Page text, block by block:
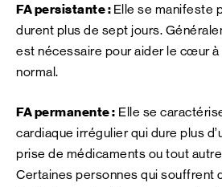
FA persistante : Elle se manifeste
durent plus de sept jours.
est nécessaire pour aider le cœur
normal.
FA permanente : Elle se
cardiaque irrégulier qui dure plus
prise de médicaments ou tout
Certaines personnes qui souffrent